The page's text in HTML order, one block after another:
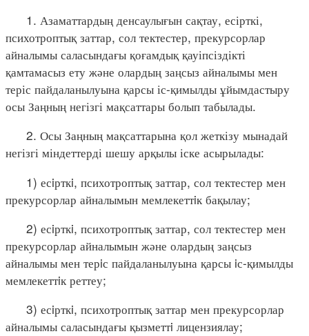
1. Азаматтардың денсаулығын сақтау, есірткі,
психотроптық заттар, сол тектестер, прекурсорлар
айналымы саласындағы қоғамдық қауіпсіздікті
қамтамасыз ету және олардың заңсыз айналымы мен
теріс пайдаланылуына қарсы іс-қимылды ұйымдастыру
осы Заңның негізгі мақсаттары болып табылады.
2. Осы Заңның мақсаттарына қол жеткізу мынадай
негізгі міндеттерді шешу арқылы іске асырылады:
1) есiрткi, психотроптық заттар, сол тектестер мен
прекурсорлар айналымын мемлекеттiк бақылау;
2) есiрткi, психотроптық заттар, сол тектестер мен
прекурсорлар айналымын және олардың заңсыз
айналымы мен терiс пайдаланылуына қарсы iс-қимылды
мемлекеттiк реттеу;
3) есiрткi, психотроптық заттар мен прекурсорлар
айналымы саласындағы қызметтi лицензиялау;